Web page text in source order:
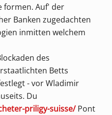
formen. Auf' der
Banken zugedachten
inmitten welchem
des
Betts
- vor Wladimir
Du
priligy-suisse/Pont